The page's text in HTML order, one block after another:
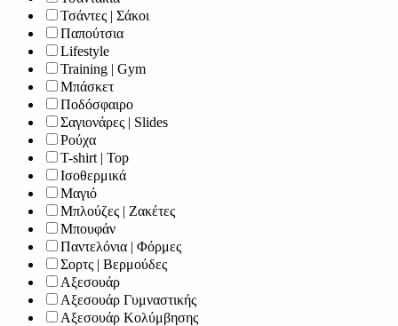
Τσάντες | Σάκοι
Παπούτσια
Lifestyle
Training | Gym
Μπάσκετ
Ποδόσφαιρο
Σαγιονάρες | Slides
Ρούχα
T-shirt | Top
Ισοθερμικά
Μαγιό
Μπλούζες | Ζακέτες
Μπουφάν
Παντελόνια | Φόρμες
Σορτς | Βερμούδες
Αξεσουάρ
Αξεσουάρ Γυμναστικής
Αξεσουάρ Κολύμβησης